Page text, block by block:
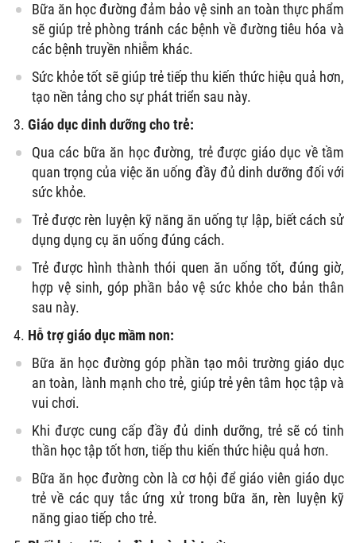
Bữa ăn học đường đảm bảo vệ sinh an toàn thực phẩm
sẽ giúp trẻ phòng tránh các bệnh về đường tiêu hóa và
các bệnh truyền nhiễm khác.
Sức khỏe tốt sẽ giúp trẻ tiếp thu kiến thức hiệu quả hơn,
tạo nền tảng cho sự phát triển sau này.
Giáo dục dinh dưỡng cho trẻ:
Qua các bữa ăn học đường, trẻ được giáo dục về tầm
quan trọng của việc ăn uống đầy đủ dinh dưỡng đối với
sức khỏe.
Trẻ được rèn luyện kỹ năng ăn uống tự lập, biết cách sử
dụng dụng cụ ăn uống đúng cách.
Trẻ được hình thành thói quen ăn uống tốt, đúng giờ,
hợp vệ sinh, góp phần bảo vệ sức khỏe cho bản thân
sau này.
Hỗ trợ giáo dục mầm non:
Bữa ăn học đường góp phần tạo môi trường giáo dục
an toàn, lành mạnh cho trẻ, giúp trẻ yên tâm học tập và
vui chơi.
Khi được cung cấp đầy đủ dinh dưỡng, trẻ sẽ có tinh
thần học tập tốt hơn, tiếp thu kiến thức hiệu quả hơn.
Bữa ăn học đường còn là cơ hội để giáo viên giáo dục
trẻ về các quy tắc ứng xử trong bữa ăn, rèn luyện kỹ
năng giao tiếp cho trẻ.